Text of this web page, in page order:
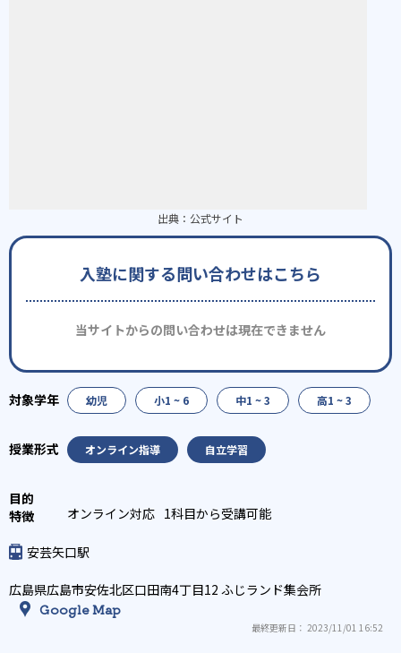
出典： 公式サイト
入塾に関する問い合わせはこちら
当サイトからの問い合わせは現在できません
幼児 小1 ~ 6 中1 ~ 3 高1 ~ 3
オンライン指導 自立学習
オンライン対応 1科目から受講可能
安芸矢口駅
広島県広島市安佐北区口田南4丁目12 ふじランド集会所
Google Map
最終更新日： 2023/11/01 16:52